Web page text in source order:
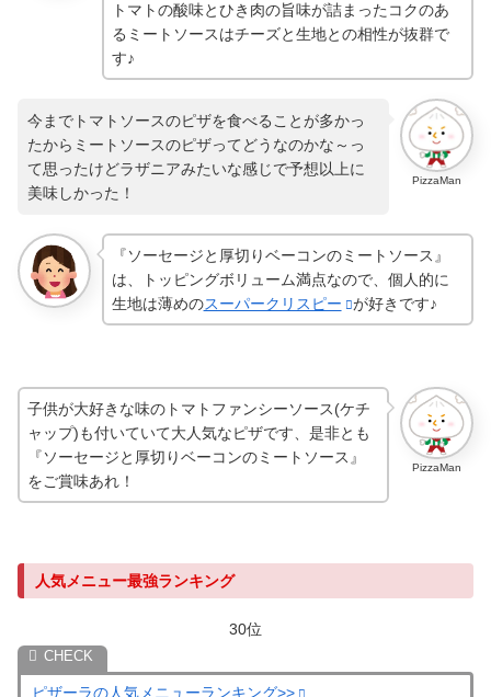
トマトの酸味とひき肉の旨味が詰まったコクのあ
るミートソースはチーズと生地との相性が抜群で
す♪
PizzaMan
今までトマトソースのピザを食べることが多かっ
たからミートソースのピザってどうなのかな～っ
て思ったけどラザニアみたいな感じで予想以上に
美味しかった！
『ソーセージと厚切りベーコンのミートソース』
は、トッピングボリューム満点なので、個人的に
生地は薄めのスーパークリスピー が好きです♪
PizzaMan
子供が大好きな味のトマトファンシーソース(ケチ
ャップ)も付いていて大人気なピザです、是非とも
『ソーセージと厚切りベーコンのミートソース』
をご賞味あれ！
人気メニュー最強ランキング
30位
ピザーラの人気メニューランキング>>